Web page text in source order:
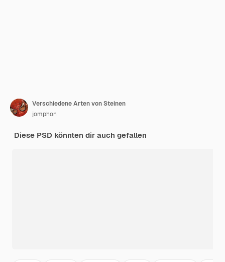
Verschiedene Arten von Steinen
jomphon
Diese PSD könnten dir auch gefallen